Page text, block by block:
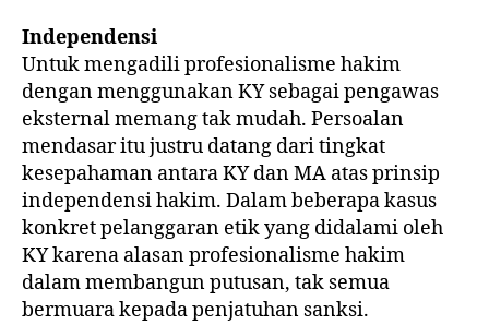
Independensi
Untuk mengadili profesionalisme hakim
dengan menggunakan KY sebagai pengawas
eksternal memang tak mudah. Persoalan
mendasar itu justru datang dari tingkat
kesepahaman antara KY dan MA atas prinsip
independensi hakim. Dalam beberapa kasus
konkret pelanggaran etik yang didalami oleh
KY karena alasan profesionalisme hakim
dalam membangun putusan, tak semua
bermuara kepada penjatuhan sanksi.